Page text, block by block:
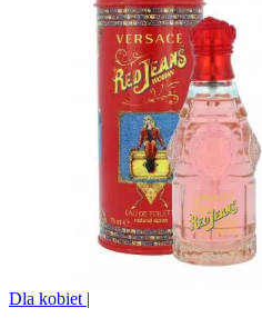
Dla kobiet |